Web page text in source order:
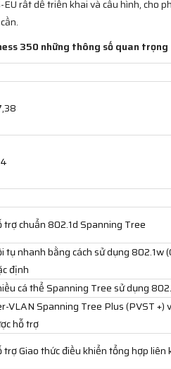
rất dễ triển khai và cấu hình, cho
350 những thông số quan trọng
trợ chuẩn 802.1d Spanning Tree
tụ nhanh bằng cách sử dụng 802.1w
định
cá thể Spanning Tree sử dụng
VLAN Spanning Tree Plus (PVST +)
hỗ trợ
trợ Giao thức điều khiển tổng hợp liên